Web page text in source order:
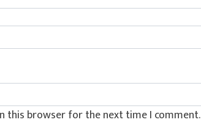
this browser for the next time I comment.